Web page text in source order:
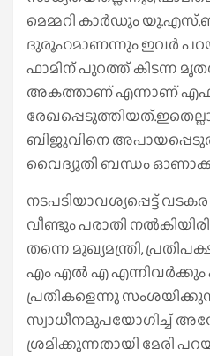
മെമ്മറി കാർഡും
ദുരൂഹമാണന്നും ഇവർ
ഫാമിന് പുറത്ത് കിടന്ന
അകത്താണ് എന്നാണ്
ബിജുവിനെ
വൈദ്യുതി ബന്ധം
നടപടിയാവശ്യപ്പെട്ട്
വീണ്ടും പരാതി
തന്നെ മുഖ്യമന്ത്രി,
എം എൽ എ എന്നിവർക്കും
പ്രതികളെന്നു
സ്വാധീനമുപയോഗിച്ച്
ശ്രമിക്കുന്നതായി മേരി